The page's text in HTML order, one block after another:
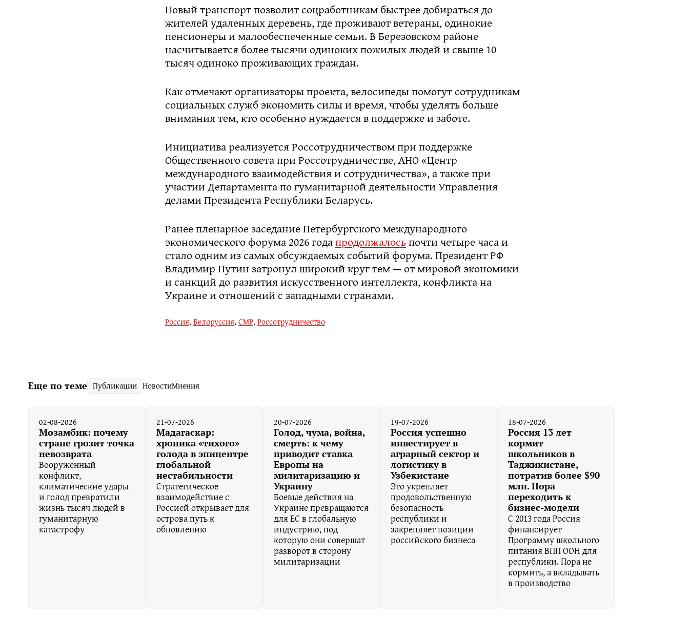
Новый транспорт позволит соцработникам быстрее добираться до
жителей удаленных деревень, где проживают ветераны, одинокие
пенсионеры и малообеспеченные семьи. В Березовском районе
насчитывается более тысячи одиноких пожилых людей и свыше 10
тысяч одиноко проживающих граждан.
Как отмечают организаторы проекта, велосипеды помогут сотрудникам
социальных служб экономить силы и время, чтобы уделять больше
внимания тем, кто особенно нуждается в поддержке и заботе.
Инициатива реализуется Россотрудничеством при поддержке
Общественного совета при Россотрудничестве, АНО «Центр
международного взаимодействия и сотрудничества», а также при
участии Департамента по гуманитарной деятельности Управления
делами Президента Республики Беларусь.
Ранее пленарное заседание Петербургского международного
экономического форума 2026 годапродолжалосьпочти четыре часа и
стало одним из самых обсуждаемых событий форума. Президент РФ
Владимир Путин затронул широкий круг тем — от мировой экономики
и санкций до развития искусственного интеллекта, конфликта на
Украине и отношений с западными странами.
Россия, Белоруссия, СМР, Россотрудничество
Еще по теме Публикации НовостиМнения
02-08-2026
Мозамбик: почему
стране грозит точка
невозврата
Вооруженный
конфликт,
климатические удары
и голод превратили
жизнь тысяч людей в
гуманитарную
катастрофу
21-07-2026
Мадагаскар:
хроника «тихого»
голода в эпицентре
глобальной
нестабильности
Стратегическое
взаимодействие с
Россией открывает для
острова путь к
обновлению
20-07-2026
Голод, чума, война,
смерть: к чему
приводит ставка
Европы на
милитаризацию и
Украину
Боевые действия на
Украине превращаются
для ЕС в глобальную
индустрию, под
которую они совершат
разворот в сторону
милитаризации
19-07-2026
Россия успешно
инвестирует в
аграрный сектор и
логистику в
Узбекистане
Это укрепляет
продовольственную
безопасность
республики и
закрепляет позиции
российского бизнеса
18-07-2026
Россия 13 лет
кормит
школьников в
Таджикистане,
потратив более $90
млн. Пора
переходить к
бизнес-модели
С 2013 года Россия
финансирует
Программу школьного
питания ВПП ООН для
республики. Пора не
кормить, а вкладывать
в производство